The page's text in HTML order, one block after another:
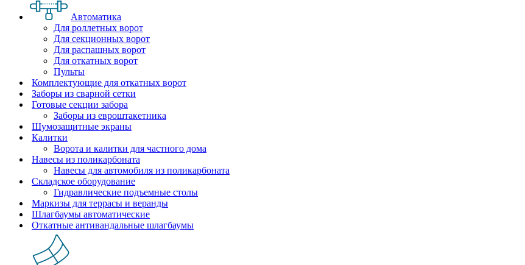
Автоматика
Для роллетных ворот
Для секционных ворот
Для распашных ворот
Для откатных ворот
Пульты
Комплектующие для откатных ворот
Заборы из сварной сетки
Готовые секции забора
Заборы из евроштакетника
Шумозащитные экраны
Калитки
Ворота и калитки для частного дома
Навесы из поликарбоната
Навесы для автомобиля из поликарбоната
Складское оборудование
Гидравлические подъемные столы
Маркизы для террасы и веранды
Шлагбаумы автоматические
Откатные антивандальные шлагбаумы